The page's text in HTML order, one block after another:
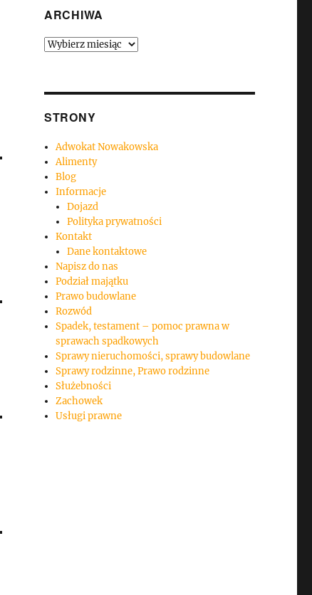
ARCHIWA
Archiwa
STRONY
Adwokat Nowakowska
Alimenty
Blog
Informacje
Dojazd
Polityka prywatności
Kontakt
Dane kontaktowe
Napisz do nas
Podział majątku
Prawo budowlane
Rozwód
Spadek, testament – pomoc prawna w
sprawach spadkowych
Sprawy nieruchomości, sprawy budowlane
Sprawy rodzinne, Prawo rodzinne
Służebności
Zachowek
Usługi prawne